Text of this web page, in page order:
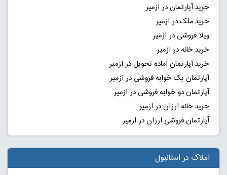
خرید آپارتمان در ازمیر
خرید ملک در ازمیر
ویلا فروشی در ازمیر
خرید خانه در ازمیر
خرید آپارتمان آماده تحویل در ازمیر
آپارتمان یک خوابه فروشی در ازمیر
آپارتمان دو خوابه فروشی در ازمیر
خرید خانه ارزان در ازمیر
آپارتمان فروشی ارزان در ازمیر
املاک در استانبول